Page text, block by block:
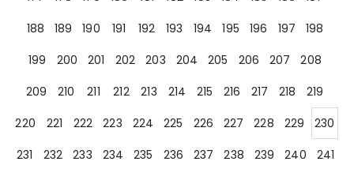
188
189 190 191 192 193 194 195 196 197
198
199
200 201 202 203 204 205 206 207
208
209
210 211 212 213 214 215 216 217 218
219
220
221 222 223 224 225 226 227 228 229
230
231
232 233 234 235 236 237 238 239 240
241